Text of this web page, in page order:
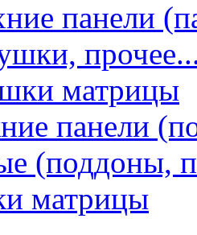
панели
матрицы
панели
(поддоны,
матрицы